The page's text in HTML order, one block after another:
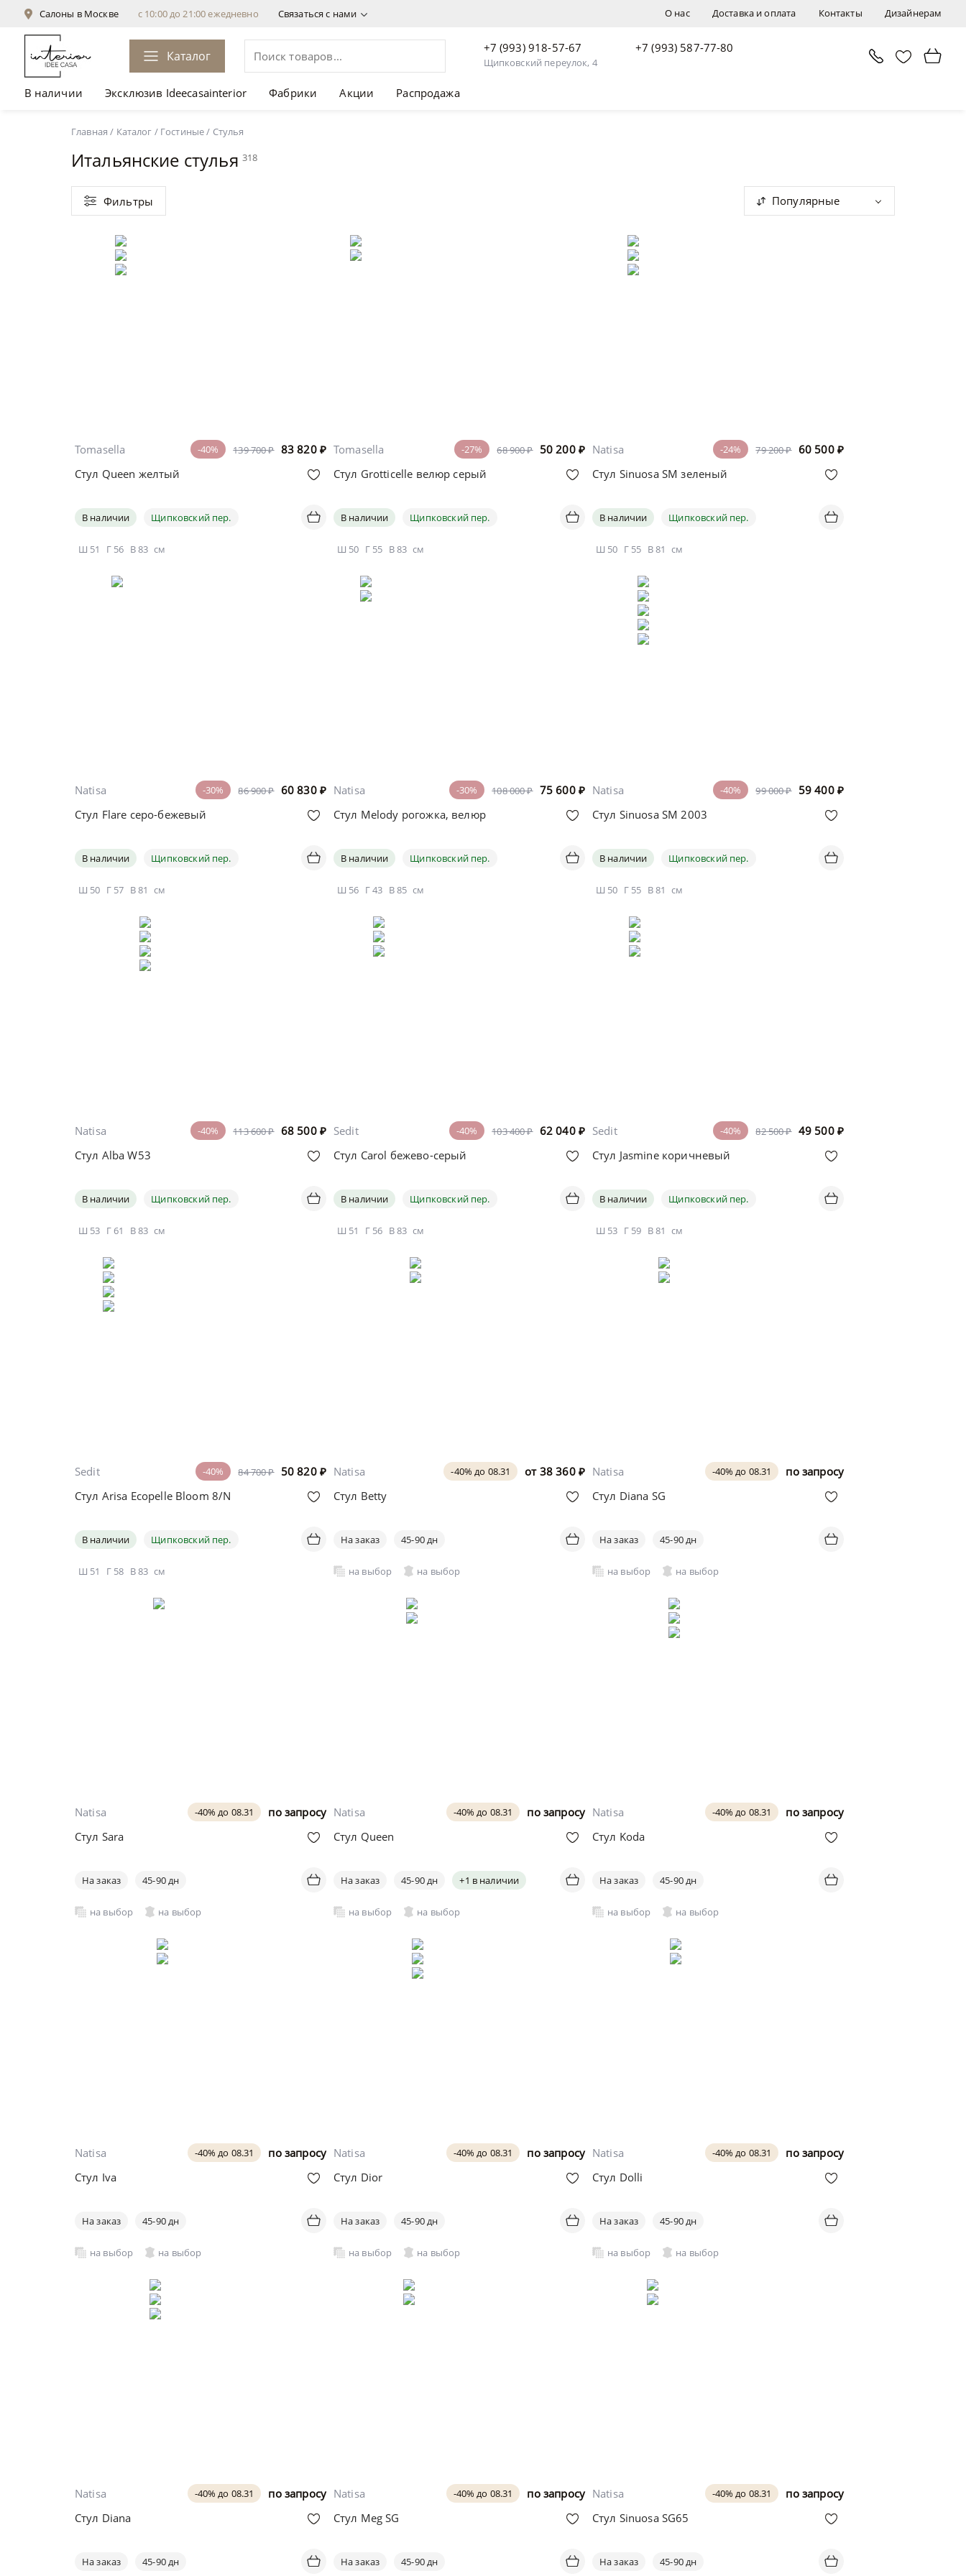
О нас Доставка и оплата Контакты Дизайнерам
Салоны в Москве с 10:00 до 21:00 ежедневно Связаться с нами
Каталог
+7 (993) 918-57-67
Щипковский переулок, 4
+7 (993) 587-77-80
В наличии Эксклюзив Ideecasainterior Фабрики Акции Распродажа
Главная / Каталог / Гостиные/ Стулья
Итальянские стулья 318
Фильтры Популярные
139 700 ₽ 83 820 ₽
-40%
Tomasella
Стул Queen желтый
В наличии Щипковский пер.
Ш 51 Г56 В83 см
68 900 ₽ 50 200 ₽
-27%
Tomasella
Стул Grotticelle велюр серый
В наличии Щипковский пер.
Ш 50 Г55 В83 см
79 200 ₽ 60 500 ₽
-24%
Natisa
Стул Sinuosa SM зеленый
В наличии Щипковский пер.
Ш 50 Г55 В81 см
86 900 ₽ 60 830 ₽
-30%
Natisa
Стул Flare серо-бежевый
В наличии Щипковский пер.
Ш 50 Г57 В81 см
108 000 ₽ 75 600 ₽
-30%
Natisa
Стул Melody рогожка, велюр
В наличии Щипковский пер.
Ш 56 Г43 В85 см
99 000 ₽ 59 400 ₽
-40%
Natisa
Стул Sinuosa SM 2003
В наличии Щипковский пер.
Ш 50 Г55 В81 см
113 600 ₽ 68 500 ₽
-40%
Natisa
Стул Alba W53
В наличии Щипковский пер.
Ш 53 Г61 В83 см
103 400 ₽ 62 040 ₽
-40%
Sedit
Стул Carol бежево-серый
В наличии Щипковский пер.
Ш 51 Г56 В83 см
82 500 ₽ 49 500 ₽
-40%
Sedit
Стул Jasmine коричневый
В наличии Щипковский пер.
Ш 53 Г59 В81 см
84 700 ₽ 50 820 ₽
-40%
Sedit
Стул Arisa Ecopelle Bloom 8/N
В наличии Щипковский пер.
Ш 51 Г58 В83 см
от 38 360 ₽
-40% до 08.31
Natisa
Стул Betty
На заказ 45-90 дн
на выбор на выбор
по запросу
-40% до 08.31
Natisa
Стул Diana SG
На заказ 45-90 дн
на выбор на выбор
по запросу
-40% до 08.31
Natisa
Стул Sara
На заказ 45-90 дн
на выбор на выбор
по запросу
-40% до 08.31
Natisa
Стул Queen
На заказ 45-90 дн +1 в наличии
на выбор на выбор
по запросу
-40% до 08.31
Natisa
Стул Koda
На заказ 45-90 дн
на выбор на выбор
по запросу
-40% до 08.31
Natisa
Стул Iva
На заказ 45-90 дн
на выбор на выбор
по запросу
-40% до 08.31
Natisa
Стул Dior
На заказ 45-90 дн
на выбор на выбор
по запросу
-40% до 08.31
Natisa
Стул Dolli
На заказ 45-90 дн
на выбор на выбор
по запросу
-40% до 08.31
Natisa
Стул Diana
На заказ 45-90 дн
по запросу
-40% до 08.31
Natisa
Стул Meg SG
На заказ 45-90 дн
по запросу
-40% до 08.31
Natisa
Стул Sinuosa SG65
На заказ 45-90 дн